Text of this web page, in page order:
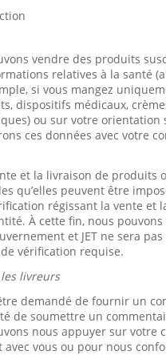
vendre des produits
relatives à la santé
si vous mangez
dispositifs médicaux,
ou sur votre orientation
ces données avec votre
et la livraison de produits
qu’elles peuvent être
régissant la vente et
À cette fin, nous
et JET ne sera
vérification requise.
livreurs
demandé de fournir un
de soumettre un
nous appuyer sur
vous ou pour nous